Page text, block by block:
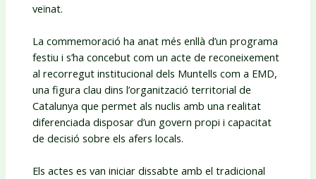
veïnat.
La commemoració ha anat més enllà d’un programa
festiu i s’ha concebut com un acte de reconeixement
al recorregut institucional dels Muntells com a EMD,
una figura clau dins l’organització territorial de
Catalunya que permet als nuclis amb una realitat
diferenciada disposar d’un govern propi i capacitat
de decisió sobre els afers locals.
Els actes es van iniciar dissabte amb el tradicional